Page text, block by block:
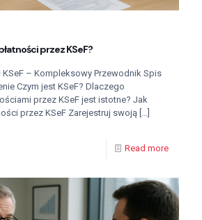
przez KSeF?
KSeF – Kompleksowy Przewodnik Spis
Czym jest KSeF? Dlaczego
przez KSeF jest istotne? Jak
przez KSeF Zarejestruj swoją […]
Read more